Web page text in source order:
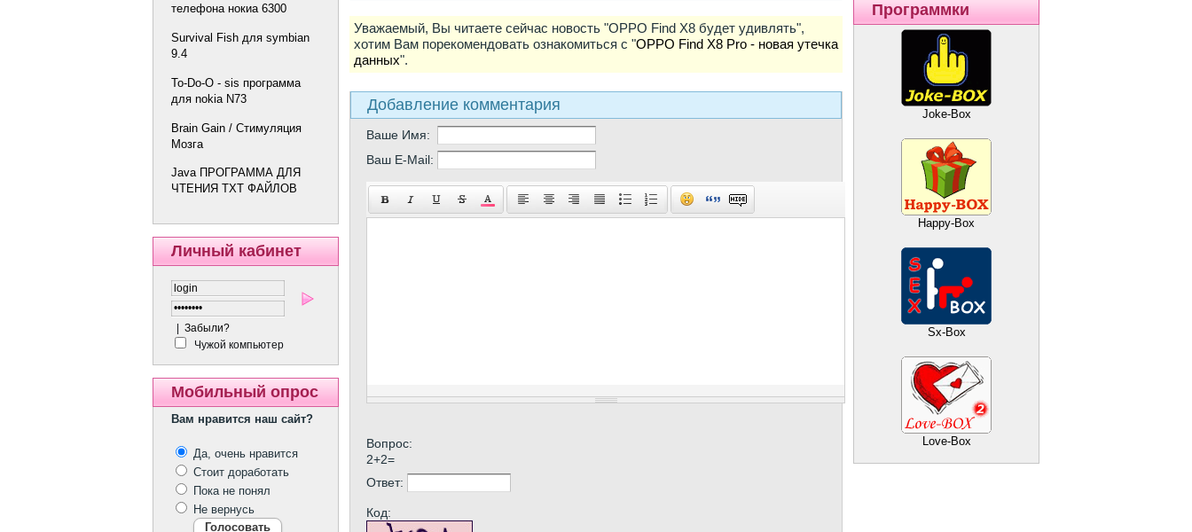
телефона нокиа 6300
Survival Fish для symbian
9.4
To-Do-O - sis программа
для nokia N73
Brain Gain / Стимуляция
Мозга
Java ПРОГРАММА ДЛЯ
ЧТЕНИЯ TXT ФАЙЛОВ
Личный кабинет
Забыли?
Чужой компьютер
Мобильный опрос
Вам нравится наш сайт?
Да, очень нравится
Стоит доработать
Пока не понял
Не вернусь
Уважаемый, Вы читаете сейчас новость "OPPO Find X8 будет удивлять",
хотим Вам порекомендовать ознакомиться с "OPPO Find X8 Pro - новая утечка
данных".
Добавление комментария
Ваше Имя:
Ваш E-Mail:
Вопрос:
2+2=
Ответ:
Код:
Программки
Joke-Box
Happy-Box
Sx-Box
Love-Box